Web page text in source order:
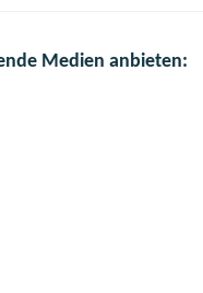
Medien anbieten: